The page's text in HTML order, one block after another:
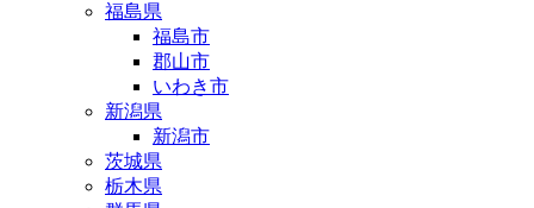
福島県
福島市
郡山市
いわき市
新潟県
新潟市
茨城県
栃木県